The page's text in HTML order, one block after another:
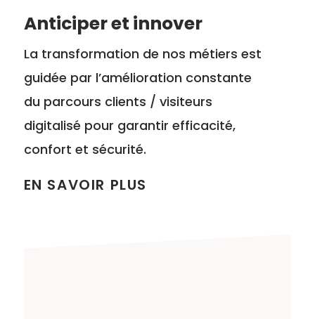
Anticiper et innover
La transformation de nos métiers est
guidée par l’amélioration constante
du parcours clients / visiteurs
digitalisé pour garantir efficacité,
confort et sécurité.
EN SAVOIR PLUS